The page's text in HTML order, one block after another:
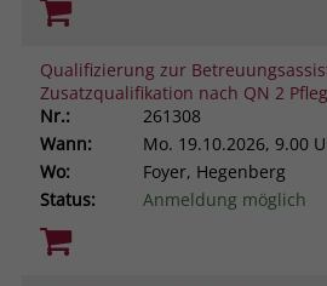
Qualifizierung zur
Zusatzqualifikation nach QN 2
Nr.:
261308
Wann:
Mo. 19.10.2026, 9.00
Wo:
Foyer, Hegenberg
Status:
Anmeldung möglich